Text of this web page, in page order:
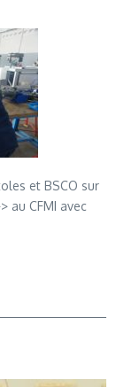
et BSCO sur
au CFMI avec